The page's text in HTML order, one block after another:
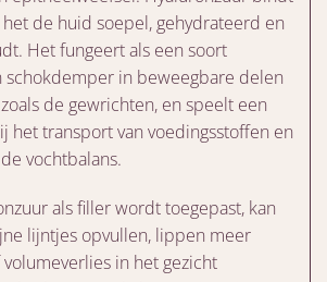
de huid soepel, gehydrateerd en
Het fungeert als een soort
in beweegbare delen
de gewrichten, en speelt een
het transport van voedingsstoffen en
vochtbalans.
als filler wordt toegepast, kan
lijntjes opvullen, lippen meer
in het gezicht